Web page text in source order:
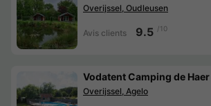
Overijssel, Oudleusen
Avis clients 9.5 /10
Vodatent Camping de Haer
Overijssel, Agelo